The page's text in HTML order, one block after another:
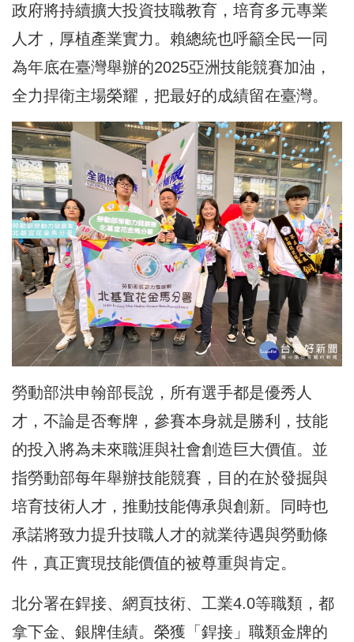
政府將持續擴大投資技職教育，培育多元專業
人才，厚植產業實力。賴總統也呼籲全民一同
為年底在臺灣舉辦的2025亞洲技能競賽加油，
全力捍衛主場榮耀，把最好的成績留在臺灣。
勞動部洪申翰部長說，所有選手都是優秀人
才，不論是否奪牌，參賽本身就是勝利，技能
的投入將為未來職涯與社會創造巨大價值。並
指勞動部每年舉辦技能競賽，目的在於發掘與
培育技術人才，推動技能傳承與創新。同時也
承諾將致力提升技職人才的就業待遇與勞動條
件，真正實現技能價值的被尊重與肯定。
北分署在銲接、網頁技術、工業4.0等職類，都
拿下金、銀牌佳績。榮獲「銲接」職類金牌的